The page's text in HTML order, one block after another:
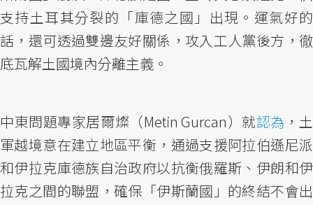
支持土耳其分裂的「庫德之國」出現。運氣好的
話，還可透過雙邊友好關係，攻入工人黨後方，徹
底瓦解土國境內分離主義。
中東問題專家居爾燦（Metin Gurcan）就認為 ，土
軍越境意在建立地區平衡，通過支援阿拉伯遜尼派
和伊拉克庫德族自治政府以抗衡俄羅斯、伊朗和伊
拉克之間的聯盟，確保「伊斯蘭國」的終結不會出